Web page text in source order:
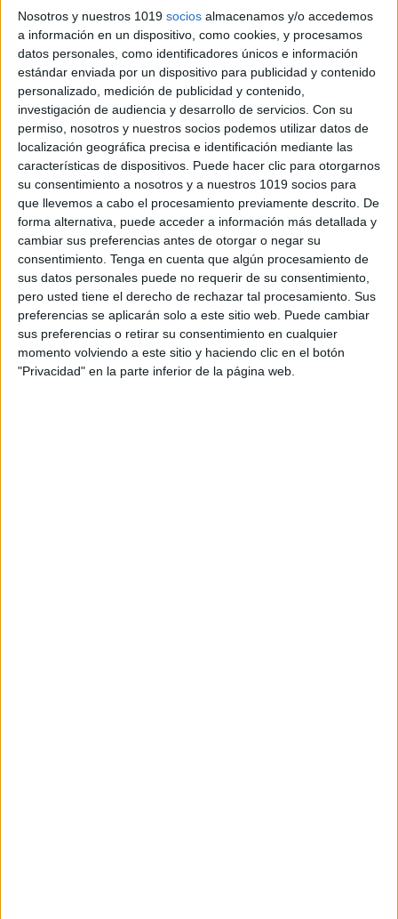
Nosotros y nuestros 1019 socios almacenamos y/o accedemos
a información en un dispositivo, como cookies, y procesamos
datos personales, como identificadores únicos e información
estándar enviada por un dispositivo para publicidad y contenido
personalizado, medición de publicidad y contenido,
investigación de audiencia y desarrollo de servicios. Con su
permiso, nosotros y nuestros socios podemos utilizar datos de
localización geográfica precisa e identificación mediante las
características de dispositivos. Puede hacer clic para otorgarnos
su consentimiento a nosotros y a nuestros 1019 socios para
que llevemos a cabo el procesamiento previamente descrito. De
forma alternativa, puede acceder a información más detallada y
cambiar sus preferencias antes de otorgar o negar su
consentimiento. Tenga en cuenta que algún procesamiento de
sus datos personales puede no requerir de su consentimiento,
pero usted tiene el derecho de rechazar tal procesamiento. Sus
preferencias se aplicarán solo a este sitio web. Puede cambiar
sus preferencias o retirar su consentimiento en cualquier
momento volviendo a este sitio y haciendo clic en el botón
"Privacidad" en la parte inferior de la página web.
LA VOZ DEL CORAZON